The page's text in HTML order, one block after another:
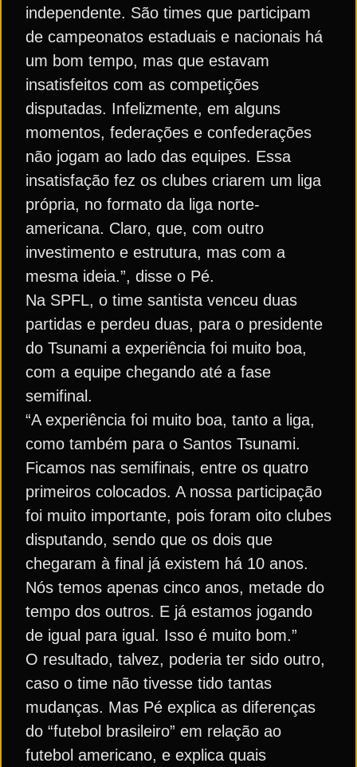
independente. São times que participam
de campeonatos estaduais e nacionais há
um bom tempo, mas que estavam
insatisfeitos com as competições
disputadas. Infelizmente, em alguns
momentos, federações e confederações
não jogam ao lado das equipes. Essa
insatisfação fez os clubes criarem um liga
própria, no formato da liga norte-
americana. Claro, que, com outro
investimento e estrutura, mas com a
mesma ideia.”, disse o Pé.
Na SPFL, o time santista venceu duas
partidas e perdeu duas, para o presidente
do Tsunami a experiência foi muito boa,
com a equipe chegando até a fase
semifinal.
“A experiência foi muito boa, tanto a liga,
como também para o Santos Tsunami.
Ficamos nas semifinais, entre os quatro
primeiros colocados. A nossa participação
foi muito importante, pois foram oito clubes
disputando, sendo que os dois que
chegaram à final já existem há 10 anos.
Nós temos apenas cinco anos, metade do
tempo dos outros. E já estamos jogando
de igual para igual. Isso é muito bom.”
O resultado, talvez, poderia ter sido outro,
caso o time não tivesse tido tantas
mudanças. Mas Pé explica as diferenças
do “futebol brasileiro” em relação ao
futebol americano, e explica quais